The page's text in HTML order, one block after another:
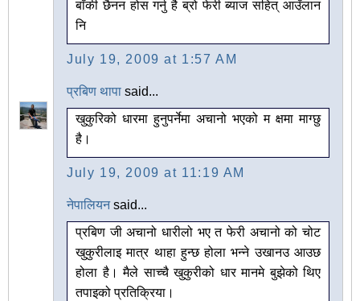
बाँकी छैनन होस गर्नु है ब्रो फेरी ब्याज सहित् आउँलान
नि
July 19, 2009 at 1:57 AM
प्रबिण थापा said...
खुकुरिको धारमा हुनुपर्नेमा अचानो भएको म क्षमा माग्छु
है।
July 19, 2009 at 11:19 AM
नेपालियनsaid...
प्रबिण जी अचानो धारीलो भए त फेरी अचानो को चोट
खुकुरीलाइ मात्र थाहा हुन्छ होला भन्ने उखानउ आउछ
होला है। मैले साच्चै खुकुरीको धार मानमे बुझेको थिए
तपाइको प्रतिक्रिया।